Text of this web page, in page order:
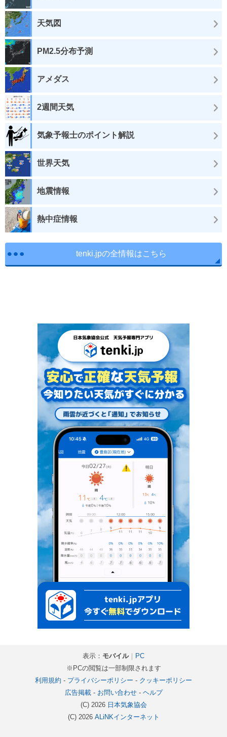
天気図
PM2.5分布予測
アメダス
2週間天気
気象予報士のポイント解説
世界天気
地震情報
熱中症情報
tenki.jpの全情報はこちら
表示： モバイル｜ PC
※PCの閲覧は一部制限されます
利用規約 - プライバシーポリシー - クッキーポリシー
広告掲載- お問い合わせ- ヘルプ
(C) 2026 日本気象協会
(C) 2026 ALiNKインターネット